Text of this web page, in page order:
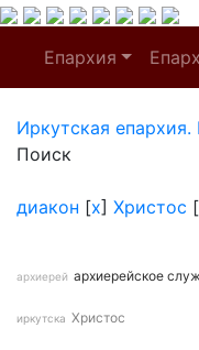
Епархия
Иркутская
Поиск
диакон [x] Христос [
архиерей архиерейское
иркутска Христос